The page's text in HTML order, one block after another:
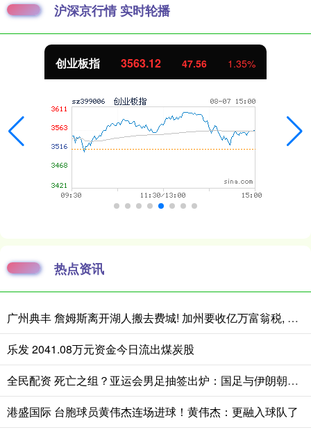
沪深京行情 实时轮播
创业板指 3563.12 47.56 1.35%
热点资讯
广州典丰 詹姆斯离开湖人搬去费城! 加州要收亿万富翁税, 搬走也白搭?
乐发 2041.08万元资金今日流出煤炭股
全民配资 死亡之组？亚运会男足抽签出炉：国足与伊朗朝鲜同组！将战阿联酋
港盛国际 台胞球员黄伟杰连场进球！黄伟杰：更融入球队了